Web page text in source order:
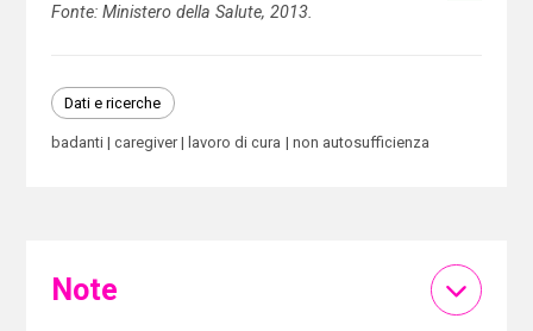
Fonte: Ministero della Salute, 2013.
Dati e ricerche
badanti caregiver lavoro di cura non autosufficienza
Note